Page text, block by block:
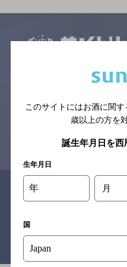
※それぞれのお店のメニューや
念のためお店にご確認の上ご
情報提
関
このサイトにはお酒に関す
歳以上の方を
誕生年月日を西
生年月日
年 月
国